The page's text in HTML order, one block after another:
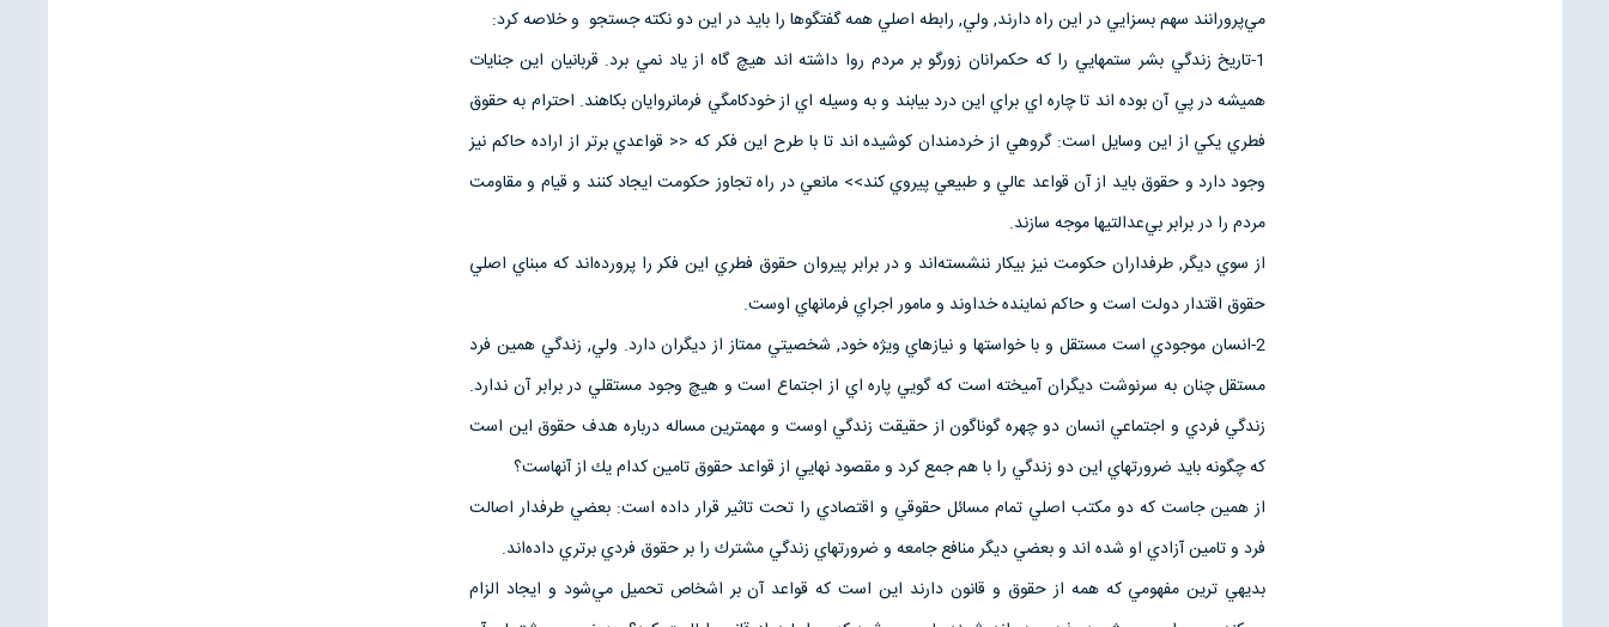
مي‌پرورانند سهم بسزايي در اين راه دارند, ولي, رابطه اصلي همه گفتگوها را بايد در اين دو نكته جستجو و خلاصه كرد:
1-تاريخ زندگي بشر ستمهايي را كه حكمرانان زورگو بر مردم روا داشته اند هيچ گاه از ياد نمي برد. قربانيان اين جنايات
هميشه در پي آن بوده اند تا چاره اي براي اين درد بيابند و به وسيله اي از خودكامگي فرمانروايان بكاهند. احترام به حقوق
فطري يكي از اين وسايل است: گروهي از خردمندان كوشيده اند تا با طرح اين فكر كه << قواعدي برتر از اراده حاكم نيز
وجود دارد و حقوق بايد از آن قواعد عالي و طبيعي پيروي كند>> مانعي در راه تجاوز حكومت ايجاد كنند و قيام و مقاومت
مردم را در برابر بي‌عدالتيها موجه سازند.
از سوي ديگر, طرفداران حكومت نيز بيكار ننشسته‌اند و در برابر پيروان حقوق فطري اين فكر را پرورده‌اند كه مبناي اصلي
حقوق اقتدار دولت است و حاكم نماينده خداوند و مامور اجراي فرمانهاي اوست.
2-انسان موجودي است مستقل و با خواستها و نيازهاي ويژه خود, شخصيتي ممتاز از ديگران دارد. ولي, زندگي همين فرد
مستقل چنان به سرنوشت ديگران آميخته است كه گويي پاره اي از اجتماع است و هيچ وجود مستقلي در برابر آن ندارد.
زندگي فردي و اجتماعي انسان دو چهره گوناگون از حقيقت زندگي اوست و مهمترين مساله درباره هدف حقوق اين است
كه چگونه بايد ضرورتهاي اين دو زندگي را با هم جمع كرد و مقصود نهايي از قواعد حقوق تامين كدام يك از آنهاست؟
از همين جاست كه دو مكتب اصلي تمام مسائل حقوقي و اقتصادي را تحت تاثير قرار داده است: بعضي طرفدار اصالت
فرد و تامين آزادي او شده اند و بعضي ديگر منافع جامعه و ضرورتهاي زندگي مشترك را بر حقوق فردي برتري داده‌اند.
بديهي ترين مفهومي كه همه از حقوق و قانون دارند اين است كه قواعد آن بر اشخاص تحميل مي‌شود و ايجاد الزام